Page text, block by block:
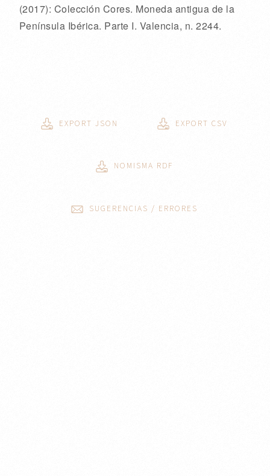
(2017): Colección Cores. Moneda antigua de la
Península Ibérica. Parte I. Valencia, n. 2244.